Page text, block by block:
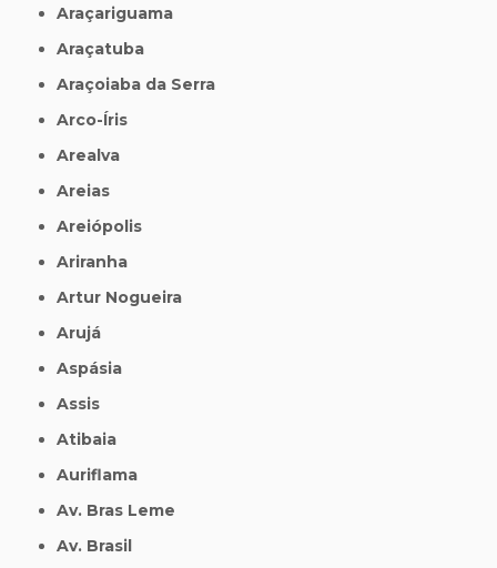
Araçariguama
Araçatuba
Araçoiaba da Serra
Arco-Íris
Arealva
Areias
Areiópolis
Ariranha
Artur Nogueira
Arujá
Aspásia
Assis
Atibaia
Auriflama
Av. Bras Leme
Av. Brasil